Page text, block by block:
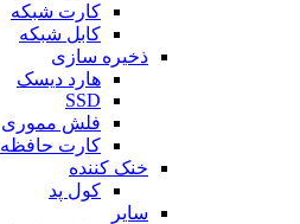
کارت شبکه
کابل شبکه
ذخیره سازی
هارد دیسک
SSD
فلش مموری
کارت حافظه
خنک کننده
کول پد
سایر